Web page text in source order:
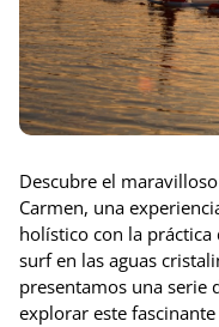
Descubre el
Carmen, una
holístico con la
surf en las aguas
presentamos una serie
explorar este